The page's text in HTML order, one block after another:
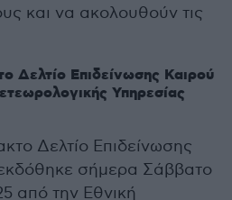
και να ακολουθούν τις
Δελτίο Επιδείνωσης Καιρού
Υπηρεσίας
Δελτίο Επιδείνωσης
σήμερα Σάββατο
από την Εθνική